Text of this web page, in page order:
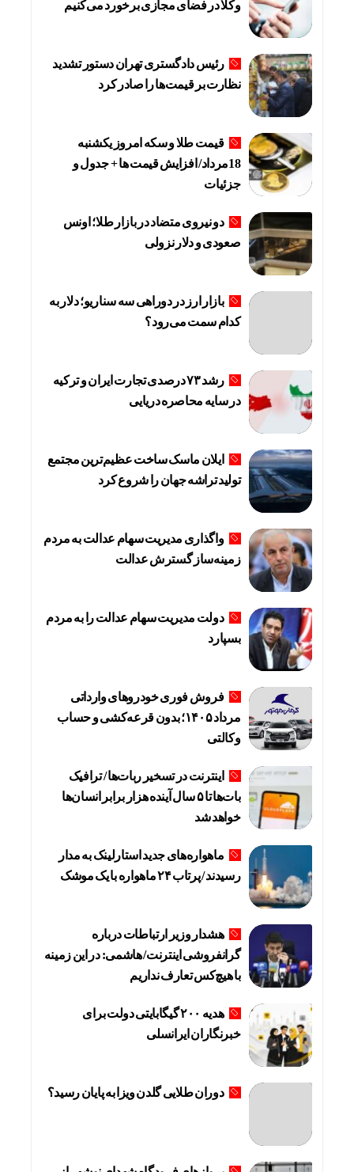
وکلا در فضای مجازی برخورد می‌کنیم
رئیس دادگستری تهران دستور تشدید
نظارت بر قیمت‌ها را صادر کرد
قیمت طلا و سکه امروز یکشنبه
18مرداد/ افزایش قیمت ها + جدول و
جزئیات
دو نیروی متضاد در بازار طلا؛ اونس
صعودی و دلار نزولی
بازار ارز در دوراهی سه سناریو؛ دلار به
کدام سمت می‌رود؟
رشد ۷۳ درصدی تجارت ایران و ترکیه
در سایه محاصره دریایی
ایلان ماسک ساخت عظیم‌ترین مجتمع
تولید تراشه جهان را شروع کرد
واگذاری مدیریت سهام عدالت به مردم
زمینه‌ساز گسترش عدالت
دولت مدیریت سهام عدالت را به مردم
بسپارد
فروش فوری خودروهای وارداتی
مرداد ۱۴۰۵؛ بدون قرعه‌کشی و حساب
وکالتی
اینترنت در تسخیر ربات‌ها / ترافیک
بات‌ها تا ۵ سال آینده هزار برابر انسان‌ها
خواهد شد
ماهواره‌های جدید استارلینک به مدار
رسیدند / پرتاب ۲۴ ماهواره با یک موشک
هشدار وزیر ارتباطات درباره
گرانفروشی اینترنت/ هاشمی: در این زمینه
با هیچ‌کس تعارف نداریم
هدیه ۲۰۰ گیگابایتی دولت برای
خبرنگاران ایرانسلی
دوران طلایی گلدن ویزا به پایان رسید؟